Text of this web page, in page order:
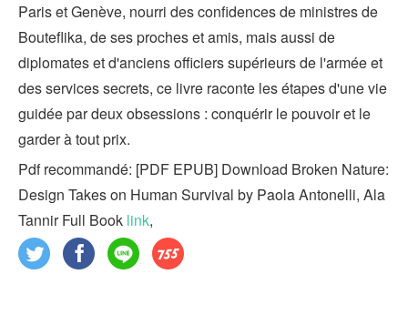
Paris et Genève, nourri des confidences de ministres de
Bouteflika, de ses proches et amis, mais aussi de
diplomates et d'anciens officiers supérieurs de l'armée et
des services secrets, ce livre raconte les étapes d'une vie
guidée par deux obsessions : conquérir le pouvoir et le
garder à tout prix.
Pdf recommandé: [PDF EPUB] Download Broken Nature:
Design Takes on Human Survival by Paola Antonelli, Ala
Tannir Full Book link,